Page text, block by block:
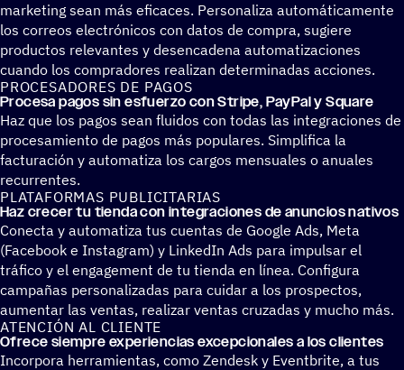
marketing sean más eficaces. Personaliza automáticamente
los correos electrónicos con datos de compra, sugiere
productos relevantes y desencadena automatizaciones
cuando los compradores realizan determinadas acciones.
PROCE­SA­DO­RES DE PAGOS
Procesa pagos sin esfuerzo con Stripe, PayPal y Square
Haz que los pagos sean fluidos con todas las integraciones de
procesamiento de pagos más populares. Simplifica la
facturación y automatiza los cargos mensuales o anuales
recurrentes.
PLATA­FOR­MAS PUBLICITARIAS
Haz crecer tu tienda con inte­gra­cio­nes de anuncios nativos
Conecta y automatiza tus cuentas de Google Ads, Meta
(Facebook e Instagram) y LinkedIn Ads para impulsar el
tráfico y el engagement de tu tienda en línea. Configura
campañas personalizadas para cuidar a los prospectos,
aumentar las ventas, realizar ventas cruzadas y mucho más.
ATEN­CIÓN AL CLIENTE
Ofrece siempre expe­rien­cias excep­cio­na­les a los clientes
Incorpora herramientas, como Zendesk y Eventbrite, a tus